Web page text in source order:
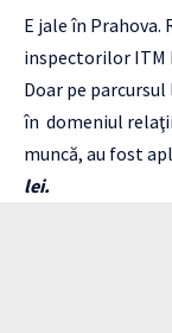
E jale în
inspectorilor ITM
Doar pe
în domeniul
muncă, au fost
lei.